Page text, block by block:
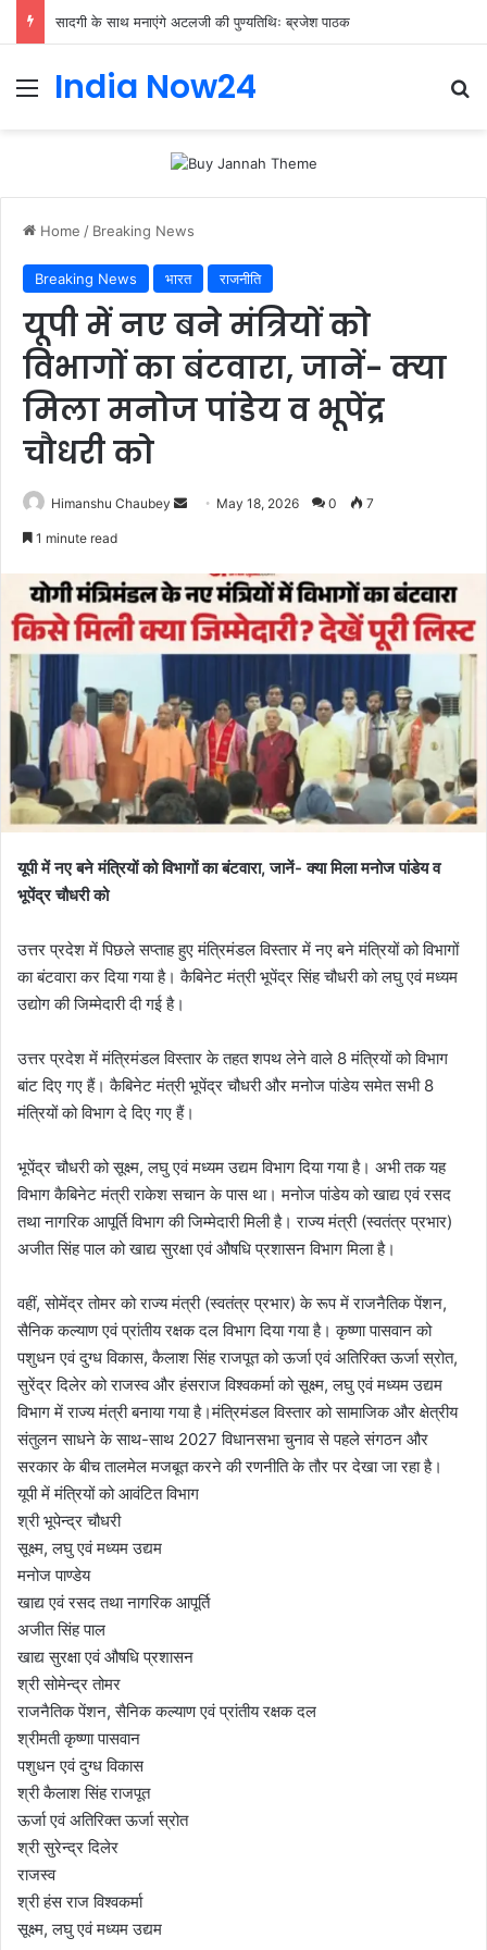
सादगी के साथ मनाएंगे अटलजी की पुण्यतिथिः ब्रजेश पाठक
India Now24
Home / Breaking News
Breaking News भारत राजनीति
यूपी में नए बने मंत्रियों को
विभागों का बंटवारा, जानें- क्या
मिला मनोज पांडेय व भूपेंद्र
चौधरी को
Himanshu Chaubey May 18, 2026 0 7
1 minute read
यूपी में नए बने मंत्रियों को विभागों का बंटवारा, जानें- क्या मिला मनोज पांडेय व
भूपेंद्र चौधरी को
उत्तर प्रदेश में पिछले सप्ताह हुए मंत्रिमंडल विस्तार में नए बने मंत्रियों को विभागों
का बंटवारा कर दिया गया है। कैबिनेट मंत्री भूपेंद्र सिंह चौधरी को लघु एवं मध्यम
उद्योग की जिम्मेदारी दी गई है।
उत्तर प्रदेश में मंत्रिमंडल विस्तार के तहत शपथ लेने वाले 8 मंत्रियों को विभाग
बांट दिए गए हैं। कैबिनेट मंत्री भूपेंद्र चौधरी और मनोज पांडेय समेत सभी 8
मंत्रियों को विभाग दे दिए गए हैं।
भूपेंद्र चौधरी को सूक्ष्म, लघु एवं मध्यम उद्यम विभाग दिया गया है। अभी तक यह
विभाग कैबिनेट मंत्री राकेश सचान के पास था। मनोज पांडेय को खाद्य एवं रसद
तथा नागरिक आपूर्ति विभाग की जिम्मेदारी मिली है। राज्य मंत्री (स्वतंत्र प्रभार)
अजीत सिंह पाल को खाद्य सुरक्षा एवं औषधि प्रशासन विभाग मिला है।
वहीं, सोमेंद्र तोमर को राज्य मंत्री (स्वतंत्र प्रभार) के रूप में राजनैतिक पेंशन,
सैनिक कल्याण एवं प्रांतीय रक्षक दल विभाग दिया गया है। कृष्णा पासवान को
पशुधन एवं दुग्ध विकास, कैलाश सिंह राजपूत को ऊर्जा एवं अतिरिक्त ऊर्जा स्रोत,
सुरेंद्र दिलेर को राजस्व और हंसराज विश्वकर्मा को सूक्ष्म, लघु एवं मध्यम उद्यम
विभाग में राज्य मंत्री बनाया गया है।मंत्रिमंडल विस्तार को सामाजिक और क्षेत्रीय
संतुलन साधने के साथ-साथ 2027 विधानसभा चुनाव से पहले संगठन और
सरकार के बीच तालमेल मजबूत करने की रणनीति के तौर पर देखा जा रहा है।
यूपी में मंत्रियों को आवंटित विभाग
श्री भूपेन्द्र चौधरी
सूक्ष्म, लघु एवं मध्यम उद्यम
मनोज पाण्डेय
खाद्य एवं रसद तथा नागरिक आपूर्ति
अजीत सिंह पाल
खाद्य सुरक्षा एवं औषधि प्रशासन
श्री सोमेन्द्र तोमर
राजनैतिक पेंशन, सैनिक कल्याण एवं प्रांतीय रक्षक दल
श्रीमती कृष्णा पासवान
पशुधन एवं दुग्ध विकास
श्री कैलाश सिंह राजपूत
ऊर्जा एवं अतिरिक्त ऊर्जा स्रोत
श्री सुरेन्द्र दिलेर
राजस्व
श्री हंस राज विश्वकर्मा
सूक्ष्म, लघु एवं मध्यम उद्यम